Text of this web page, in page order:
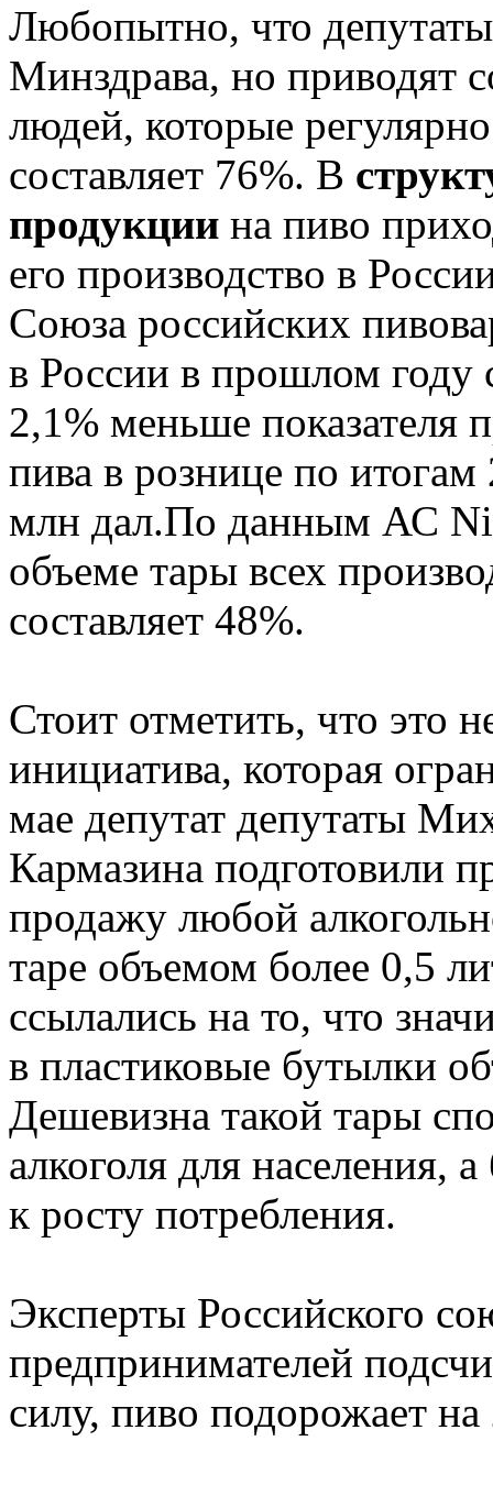
Любопытно, что
Минздрава, но приводят
людей, которые
составляет 76%. В
продукции на пиво
его производство в
Союза российских
в России в прошлом году
2,1% меньше показателя
пива в рознице по
млн дал.По данным АС
объеме тары всех
составляет 48%.
Стоит отметить, что это
инициатива, которая
мае депутат депутаты
Кармазина подготовили
продажу любой
таре объемом более 0,5
ссылались на то, что
в пластиковые бутылки
Дешевизна такой тары
алкоголя для населения,
к росту потребления.
Эксперты Российского
предпринимателей
силу, пиво подорожает